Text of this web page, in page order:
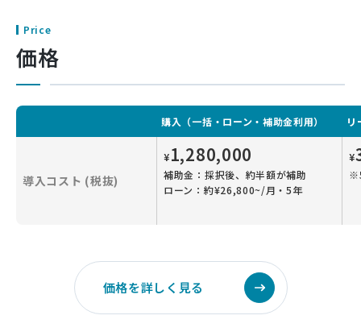
Price
価格
購入（一括・ローン・補助金利用） リ
導入コスト (税抜)
¥1,280,000
補助金：採択後、約半額が補助
ローン：約¥26,800~/月・5年
¥
価格を詳しく見る